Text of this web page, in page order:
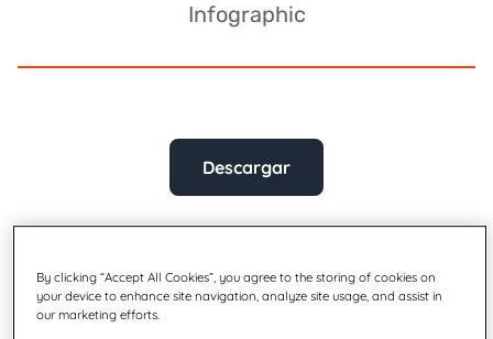
Infographic
Descargar
By clicking “Accept All Cookies”, you agree to the storing of cookies on
your device to enhance site navigation, analyze site usage, and assist in
our marketing efforts.